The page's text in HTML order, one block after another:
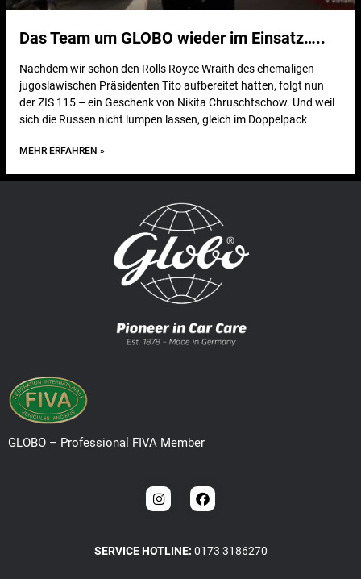
Das Team um GLOBO wieder im Einsatz…..
Nachdem wir schon den Rolls Royce Wraith des ehemaligen
jugoslawischen Präsidenten Tito aufbereitet hatten, folgt nun
der ZIS 115 – ein Geschenk von Nikita Chruschtschow. Und weil
sich die Russen nicht lumpen lassen, gleich im Doppelpack
MEHR ERFAHREN »
GLOBO – Professional FIVA Member
SERVICE HOTLINE: 0173 3186270